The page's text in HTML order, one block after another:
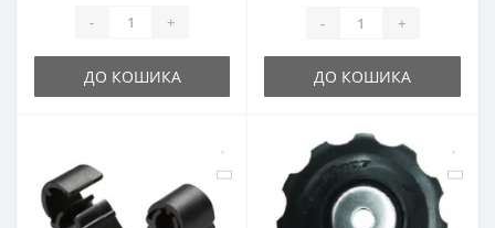
- +
ДО КОШИКА
- +
ДО КОШИКА